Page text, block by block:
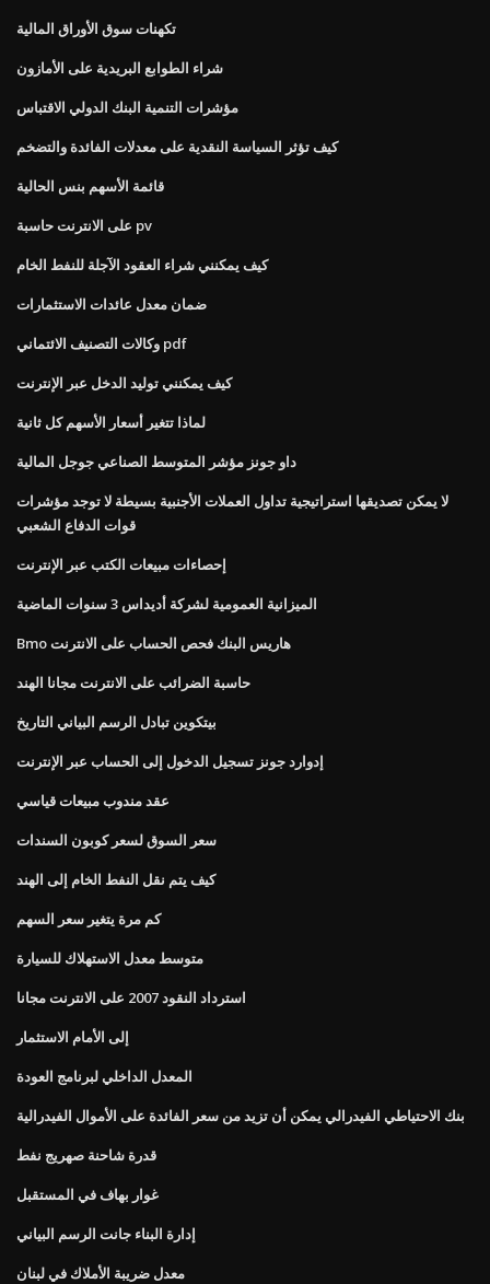
تكهنات سوق الأوراق المالية
شراء الطوابع البريدية على الأمازون
مؤشرات التنمية البنك الدولي الاقتباس
كيف تؤثر السياسة النقدية على معدلات الفائدة والتضخم
قائمة الأسهم بنس الحالية
على الانترنت حاسبة pv
كيف يمكنني شراء العقود الآجلة للنفط الخام
ضمان معدل عائدات الاستثمارات
وكالات التصنيف الائتماني pdf
كيف يمكنني توليد الدخل عبر الإنترنت
لماذا تتغير أسعار الأسهم كل ثانية
داو جونز مؤشر المتوسط ​​الصناعي جوجل المالية
لا يمكن تصديقها استراتيجية تداول العملات الأجنبية بسيطة لا توجد مؤشرات
قوات الدفاع الشعبي
إحصاءات مبيعات الكتب عبر الإنترنت
الميزانية العمومية لشركة أديداس 3 سنوات الماضية
Bmo هاريس البنك فحص الحساب على الانترنت
حاسبة الضرائب على الانترنت مجانا الهند
بيتكوين تبادل الرسم البياني التاريخ
إدوارد جونز تسجيل الدخول إلى الحساب عبر الإنترنت
عقد مندوب مبيعات قياسي
سعر السوق لسعر كوبون السندات
كيف يتم نقل النفط الخام إلى الهند
كم مرة يتغير سعر السهم
متوسط ​​معدل الاستهلاك للسيارة
استرداد النقود 2007 على الانترنت مجانا
إلى الأمام الاستثمار
المعدل الداخلي لبرنامج العودة
بنك الاحتياطي الفيدرالي يمكن أن تزيد من سعر الفائدة على الأموال الفيدرالية
قدرة شاحنة صهريج نفط
غوار بهاف في المستقبل
إدارة البناء جانت الرسم البياني
معدل ضريبة الأملاك في لبنان